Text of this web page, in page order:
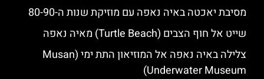
מסיבת יאכטה באיה נאפה עם מוזיקת שנות ה-80-90
שייט אל חוף הצבים (Turtle Beach) מאיה נאפה
צלילה באיה נאפה אל המוזיאון התת ימי (Musan
Underwater Museum)